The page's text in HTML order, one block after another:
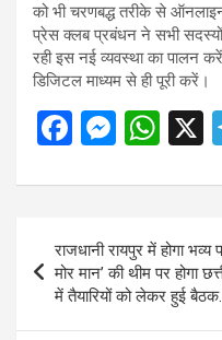
को भी चरणबद्ध तरीके से
प्रेस क्लब प्रबंधन ने सभी
रही इस नई व्यवस्था का पालन
डिजिटल माध्यम से ही पूरी करें।
F
ce
o
o
M
se
g
er
W
at
s
A
p
navigation
राजधानी रायपुर में होगा भव्य
मोर मान’ की थीम पर होगा
में तैयारियों को लेकर हुई